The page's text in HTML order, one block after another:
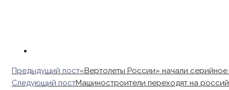
Read
more
Предыдущий пост«Вертолеты России» начали
Следующий постМашиностроители переходят на